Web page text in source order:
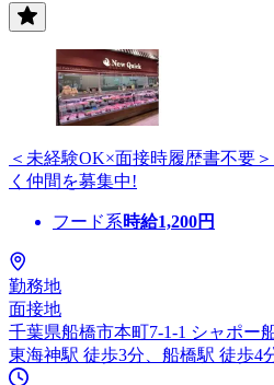
＜未経験OK×面接時履歴書不要
く仲間を募集中!
フード系時給1,200円
勤務地
面接地
千葉県船橋市本町7-1-1 シャポー
東海神駅 徒歩3分、船橋駅 徒歩4